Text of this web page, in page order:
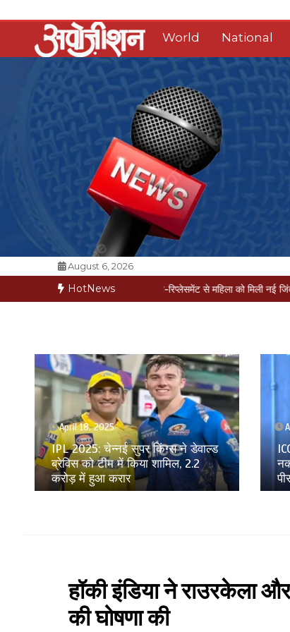
to
content
World National
Opposition Digital
August 6, 2026
HotNews
की कगार पर मैक्स में नी-रिप्लेसमेंट से महिला को मिली नई जिंदगी, सेम-डे
April 15, 2025
ICC की मीटिंग में शामिल नहीं हुए मोहसिन
नकवी, चैंपियंस ट्रॉफी को लेकर नाराज हैं
पीसीबी चीफ?
हॉकी इंडिया ने राउरकेला
की घोषणा की